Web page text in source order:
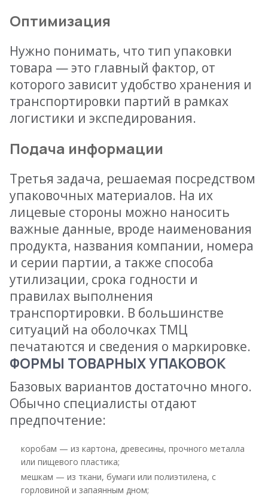
Оптимизация
Нужно понимать, что тип упаковки
товара — это главный фактор, от
которого зависит удобство хранения и
транспортировки партий в рамках
логистики и экспедирования.
Подача информации
Третья задача, решаемая посредством
упаковочных материалов. На их
лицевые стороны можно наносить
важные данные, вроде наименования
продукта, названия компании, номера
и серии партии, а также способа
утилизации, срока годности и
правилах выполнения
транспортировки. В большинстве
ситуаций на оболочках ТМЦ
печатаются и сведения о маркировке.
ФОРМЫ ТОВАРНЫХ УПАКОВОК
Базовых вариантов достаточно много.
Обычно специалисты отдают
предпочтение:
коробам — из картона, древесины, прочного металла
или пищевого пластика;
мешкам — из ткани, бумаги или полиэтилена, с
горловиной и запаянным дном;